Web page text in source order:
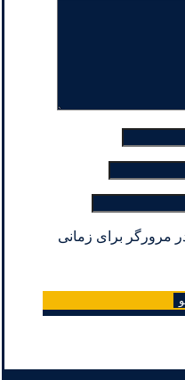
مرورگر برای زمانی